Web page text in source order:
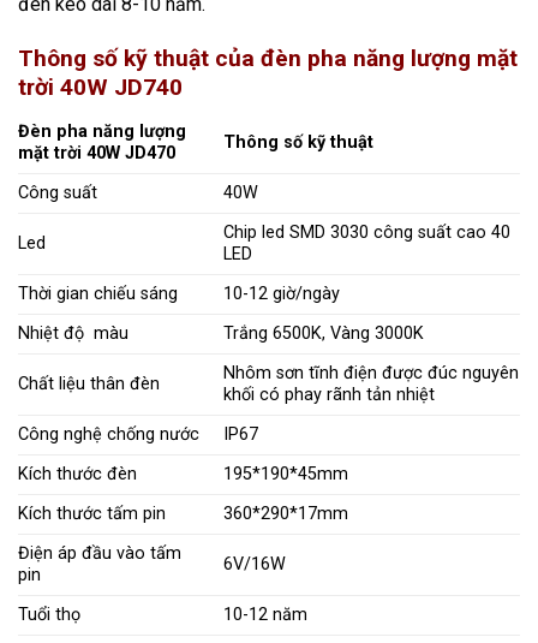
Thông số kỹ thuật của đèn pha năng lượng mặt
trời 40W JD740
Đèn pha năng lượng
mặt trời 40W JD470
Thông số kỹ thuật
Công suất 40W
Led
Chip led SMD 3030 công suất cao 40
LED
Thời gian chiếu sáng
10-12 giờ/ngày
Nhiệt độ màu
Trắng 6500K, Vàng 3000K
Chất liệu thân đèn
Nhôm sơn tĩnh điện được đúc nguyên
khối có phay rãnh tản nhiệt
Công nghệ chống nước
IP67
Kích thước đèn
195*190*45mm
Kích thước tấm pin
360*290*17mm
Điện áp đầu vào tấm
pin
6V/16W
Tuổi thọ
10-12 năm